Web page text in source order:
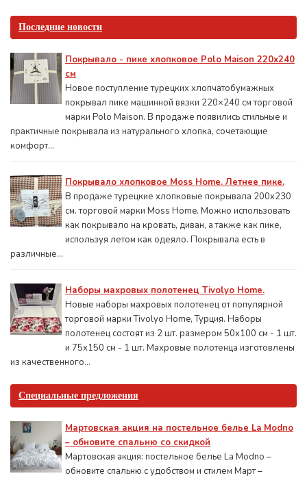
Последние новости
Покрывало - пике хлопковое Polo Maison 220х240
см
Новое поступление турецких хлопчатобумажных
покрывал пике машинной вязки 220×240 см торговой
марки Polo Maison. В продаже появились стильные и
практичные покрывала из натурального хлопка, сочетающие
комфорт...
Покрывало хлопковое Moss Home. Летнее пике.
В продаже турецкие хлопковые покрывала 200x230
см. торговой марки Moss Home. Можно использовать
как покрывало на кровать, диван, а также как пике,
используя летом как одеяло. Покрывала есть в
различные...
Наборы махровых полотенец Tivolyo Home.
Новые наборы махровых полотенец от популярной
торговой марки Tivolyo Home, Турция. Наборы
полотенец состоят из 2 шт. размером 50x100 см - 1 шт.
и 75х150 см - 1 шт. Махровые полотенца изготовлены
из качественного...
Специальные предложения
Мартовская акция на постельное белье La Modno
– обновите спальню со скидкой
Мартовская акция: постельное белье La Modno –
обновите спальню с удобством и стилем Март –